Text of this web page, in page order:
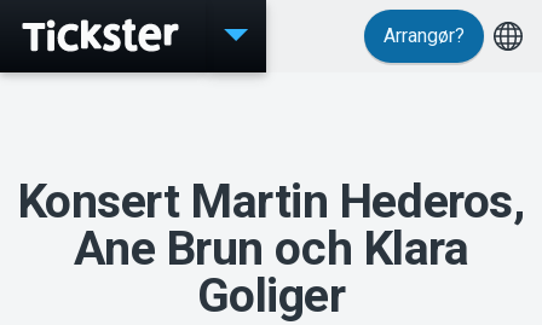
Events
Arrangør?
Konsert Martin Hederos,
Ane Brun och Klara
Goliger